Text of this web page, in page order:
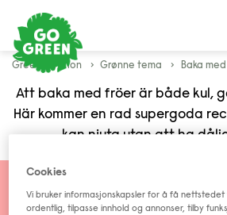
Greenspiration Grønne tema Baka
Att baka med fröer är både kul,
Här kommer en rad supergoda
kan njuta utan att ha
Cookies
Vi bruker informasjonskapsler for å få
ordentlig, tilpasse innhold og annonser, tilby